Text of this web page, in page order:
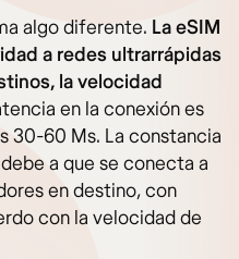
algo diferente. La eSIM
a redes ultrarrápidas
la velocidad
en la conexión es
30-60 Ms. La constancia
a que se conecta a
en destino, con
con la velocidad de